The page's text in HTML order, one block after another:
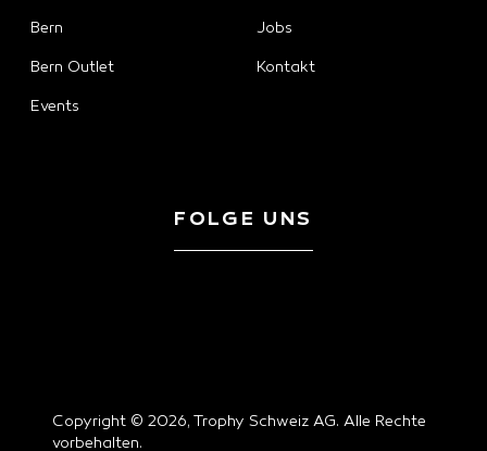
Bern
Bern Outlet
Events
Jobs
Kontakt
FOLGE UNS
Copyright © 2026, Trophy Schweiz AG. Alle Rechte
vorbehalten.